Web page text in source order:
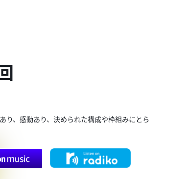
り、感動あり、決められた構成や枠組みにとら